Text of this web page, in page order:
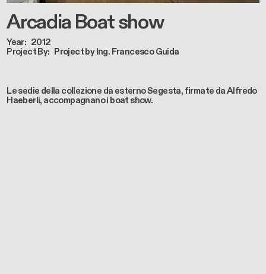
Arcadia Boat show
Year
2012
Project By Project by Ing. Francesco Guida
Le sedie della collezione da esterno Segesta, firmate da Alfredo
Haeberli, accompagnano i boat show.